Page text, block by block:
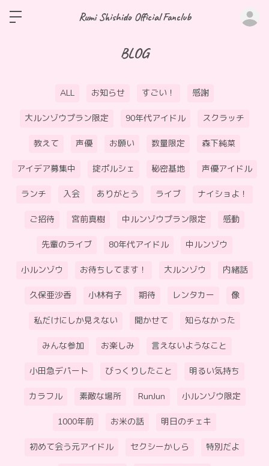
Rumi Shishido Official Fanclub
BLOG
ALL お知らせ すごい！ 感謝
大ルンゾウプラン限定 90年代アイドル スクラッチ
教えて 声優 お願い 数量限定 森下純菜
アイデア募集中 掟ポルシェ 秘密基地 声優アイドル
ランチ 入会 ありがとう ライブ ナイショよ！
ご招待 宮前真樹 中ルンゾウプラン限定 感動
先輩のライブ 80年代アイドル 中ルンゾウ
小ルンゾウ お待ちしてます！ 大ルンゾウ 内緒話
久保亜沙香 小林有子 期待 レンタカー 像
私だけにしか見えない 聞かせて 知らなかった
みんな参加 お楽しみ 言えないようなこと
小田急デパート びっくりしたこと 明るい気持ち
カラフル 素敵な場所 RunJun 小ルンゾウ限定
1000年前 お米の話 明日のチェキ
初めて会う元アイドル セクシーかしら 特別だよ